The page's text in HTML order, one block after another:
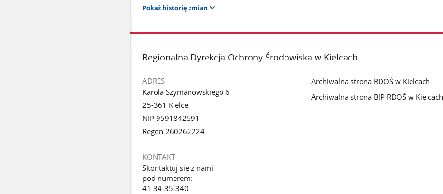
Pokaż historię zmian
stopka
Regionalna Dyrekcja Ochrony Środowiska w Kielcach
ADRES
Karola Szymanowskiego 6
25-361 Kielce
NIP 9591842591
Regon 260262224
KONTAKT
Skontaktuj się z nami
pod numerem:
41 34-35-340
Archiwalna strona RDOŚ w Kielcach
Archiwalna strona BIP RDOŚ w Kielcach